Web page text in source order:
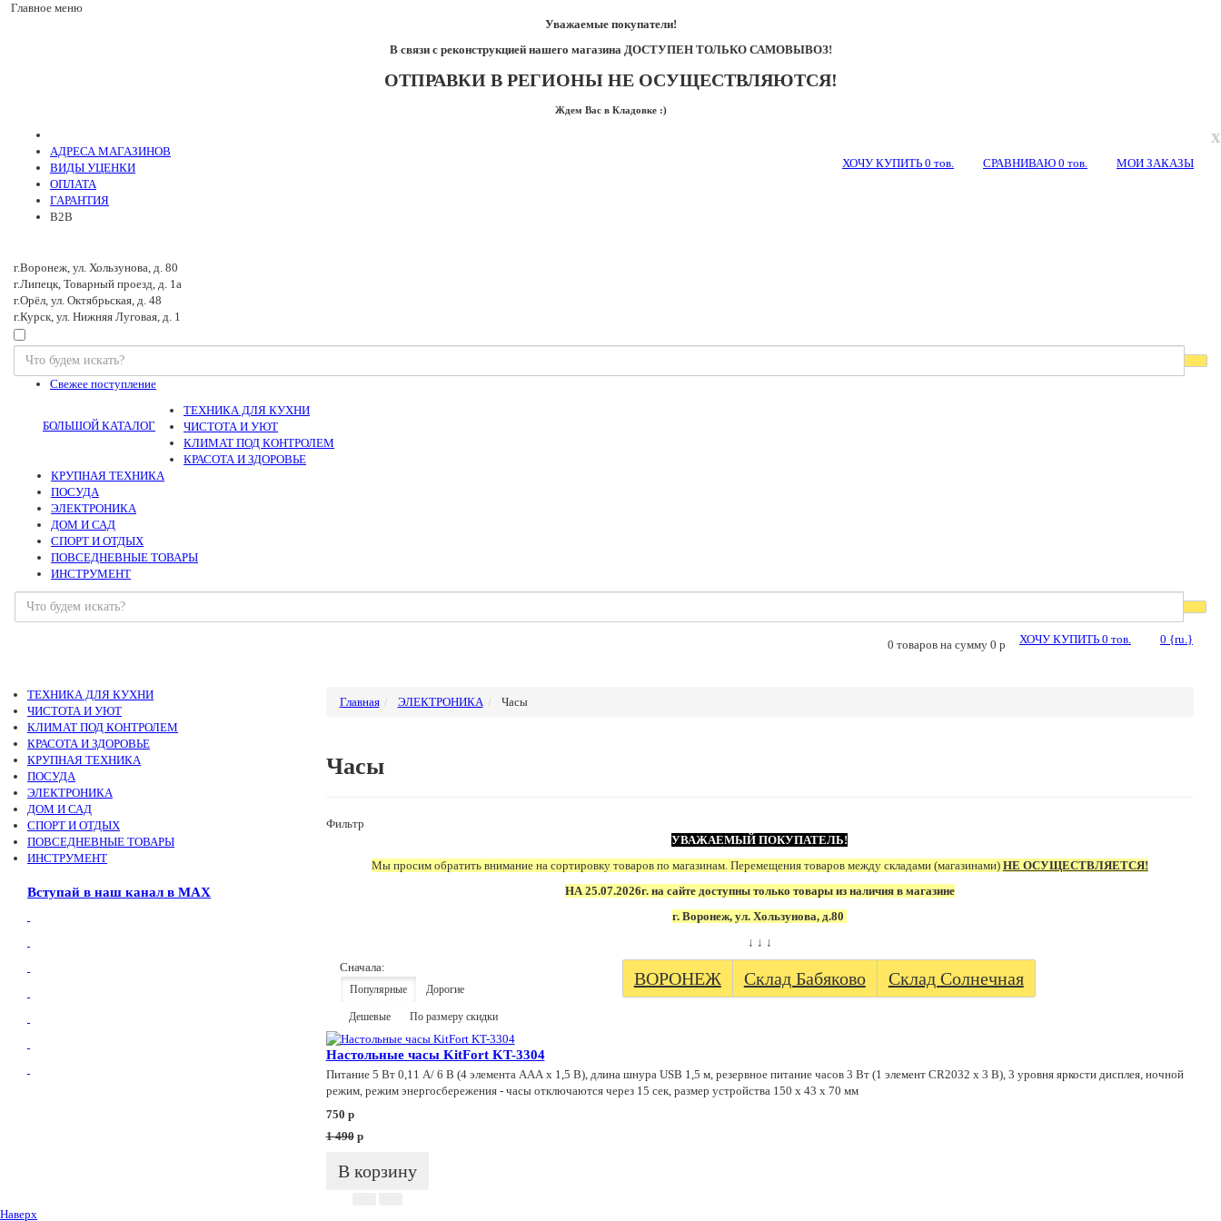
Главное меню
Уважаемые покупатели!
В связи с реконструкцией нашего магазина ДОСТУПЕН ТОЛЬКО САМОВЫВОЗ!
ОТПРАВКИ В РЕГИОНЫ НЕ ОСУЩЕСТВЛЯЮТСЯ!
Ждем Вас в Кладовке :)
x
АДРЕСА МАГАЗИНОВ
ВИДЫ УЦЕНКИ
ОПЛАТА
ГАРАНТИЯ
B2B
ХОЧУ КУПИТЬ 0 тов. СРАВНИВАЮ 0 тов. МОИ ЗАКАЗЫ
г.Воронеж, ул. Хользунова, д. 80
г.Липецк, Товарный проезд, д. 1а
г.Орёл, ул. Октябрьская, д. 48
г.Курск, ул. Нижняя Луговая, д. 1
Свежее поступление
БОЛЬШОЙ КАТАЛОГ
ТЕХНИКА ДЛЯ КУХНИ
ЧИСТОТА И УЮТ
КЛИМАТ ПОД КОНТРОЛЕМ
КРАСОТА И ЗДОРОВЬЕ
КРУПНАЯ ТЕХНИКА
ПОСУДА
ЭЛЕКТРОНИКА
ДОМ И САД
СПОРТ И ОТДЫХ
ПОВСЕДНЕВНЫЕ ТОВАРЫ
ИНСТРУМЕНТ
ХОЧУ КУПИТЬ 0 тов. 0 {ru.}
0 товаров на сумму 0 p
ТЕХНИКА ДЛЯ КУХНИ
ЧИСТОТА И УЮТ
КЛИМАТ ПОД КОНТРОЛЕМ
КРАСОТА И ЗДОРОВЬЕ
КРУПНАЯ ТЕХНИКА
ПОСУДА
ЭЛЕКТРОНИКА
ДОМ И САД
СПОРТ И ОТДЫХ
ПОВСЕДНЕВНЫЕ ТОВАРЫ
ИНСТРУМЕНТ
Вступай в наш канал в МАХ
Главная ЭЛЕКТРОНИКА Часы
Часы
Фильтр
УВАЖАЕМЫЙ ПОКУПАТЕЛЬ!
Мы просим обратить внимание на сортировку товаров по магазинам. Перемещения товаров между складами (магазинами) НЕ ОСУЩЕСТВЛЯЕТСЯ!
НА 25.07.2026г. на сайте доступны только товары из наличия в магазине
г. Воронеж, ул. Хользунова, д.80
↓ ↓ ↓
Сначала:
Популярные Дорогие
Дешевые По размеру скидки
ВОРОНЕЖ Склад Бабяково Склад Солнечная
Настольные часы KitFort KT-3304
Питание 5 Вт 0,11 А/ 6 В (4 элемента ААА х 1,5 В), длина шнура USB 1,5 м, резервное питание часов 3 Вт (1 элемент CR2032 х 3 В), 3 уровня яркости дисплея, ночной
режим, режим энергосбережения - часы отключаются через 15 сек, размер устройства 150 х 43 х 70 мм
750 p
1 490 p
В корзину
Наверх